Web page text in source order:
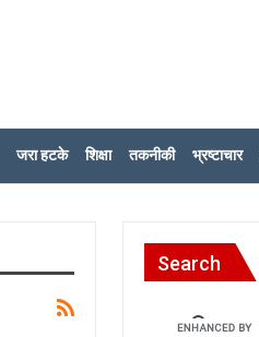
जरा हटके शिक्षा तकनीकी भ्रष्टाचार
Search